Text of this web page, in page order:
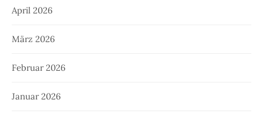
April 2026
März 2026
Februar 2026
Januar 2026